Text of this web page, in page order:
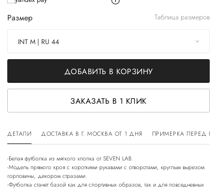
Размер Таблица размеров
INT M | RU 44
ДОБАВИТЬ В КОРЗИНУ
ЗАКАЗАТЬ В 1 КЛИК
ДЕТАЛИ ДОСТАВКА В Г. МОСКВА ОТ 1 ДНЯ ПРИМЕРКА ПЕРЕД
-Белая футболка из мягкого хлопка от SEVEN LAB.
-Модель прямого кроя с короткими рукавами с отворотами, круглым вырезом
горловины, декором стразами.
-Футболка станет базой как для спортивных образов, так и для повседневных